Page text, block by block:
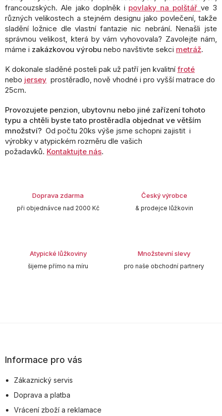
s
u
francouzských. Ale jako doplněk i povlaky na polštář ve 3
různých velikostech a stejném designu jako povlečení, takže
sladění ložnice dle vlastní fantazie nic nebrání. Nenašli jste
správnou velikost, která by vám vyhovovala? Zavolejte nám,
máme i zakázkovou výrobu nebo navštivte sekci metráž.
K dokonale sladěné posteli pak už patří jen kvalitní froté
nebo jersey prostěradlo, nově vhodné i pro vyšší matrace do
25cm.
Provozujete penzion, ubytovnu nebo jiné zařízení tohoto
typu a chtěli byste tato prostěradla objednat ve větším
množství? Od počtu 20ks výše jsme schopni zajistit i
výrobky v atypickém rozměru dle vašich
požadavků. Kontaktujte nás.
Doprava zdarma
při objednávce nad 2000 Kč
Český výrobce
& prodejce lůžkovin
Atypické lůžkoviny
šijeme přímo na míru
Množstevní slevy
pro naše obchodní partnery
pInformace pro vás
Zákaznický servis
Doprava a platba
Vrácení zboží a reklamace